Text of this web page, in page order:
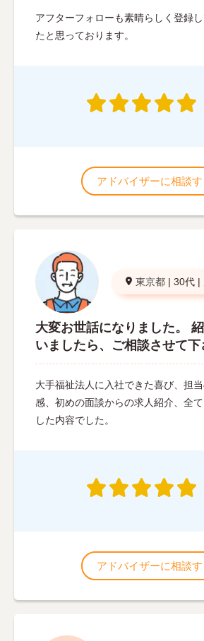
アフターフォローも素晴らしく登録
たと思っております。
アドバイザーに相談す
東京都 | 30代 |
大変お世話になりました。
いましたら、ご相談させて下
大手福祉法人に入社できた喜び、担
感、初めの面談からの求人紹介、全
した内容でした。
アドバイザーに相談す